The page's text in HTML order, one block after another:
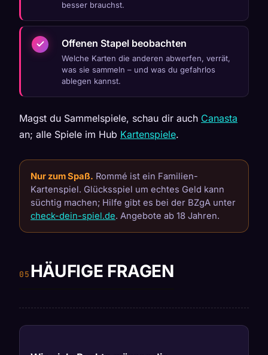
besser brauchst.
Offenen Stapel beobachten
Welche Karten die anderen abwerfen, verrät,
was sie sammeln – und was du gefahrlos
ablegen kannst.
Magst du Sammelspiele, schau dir auch Canasta
an; alle Spiele im Hub Kartenspiele.
Nur zum Spaß. Rommé ist ein Familien-
Kartenspiel. Glücksspiel um echtes Geld kann
süchtig machen; Hilfe gibt es bei der BZgA unter
check-dein-spiel.de. Angebote ab 18 Jahren.
HÄUFIGE FRAGEN